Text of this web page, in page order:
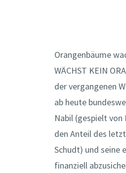
Orangenbäume
WÄCHST KEIN
der vergangenen
ab heute
Nabil (gespielt
den Anteil des
Schudt) und seine
finanziell